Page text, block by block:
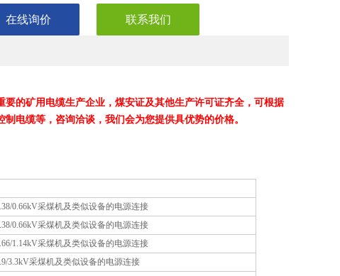
在线询价 联系我们
的矿用电缆生产企业，煤安证及其他生产许可证齐全，可根据
电缆等，咨询洽谈，我们会为您提供具优势的价格。
0.66kV采煤机及类似设备的电源连接
0.66kV采煤机及类似设备的电源连接
1.14kV采煤机及类似设备的电源连接
3.3kV采煤机及类似设备的电源连接